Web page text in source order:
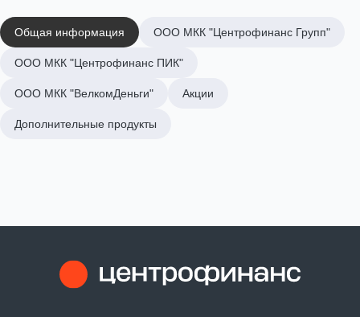
Общая информация ООО МКК "Центрофинанс Групп"
ООО МКК "Центрофинанс ПИК"
ООО МКК "ВелкомДеньги" Акции
Дополнительные продукты
предоставления
займов,
политикой
сайта,
согласие
обработку